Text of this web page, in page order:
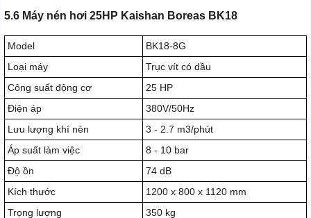
5.6 Máy nén hơi 25HP Kaishan Boreas BK18
Model
BK18-8G
Loại máy
Trục vít có dầu
Công suất động cơ
25 HP
Điện áp
380V/50Hz
Lưu lượng khí nén
3 - 2.7 m3/phút
Áp suất làm việc
8 - 10 bar
Độ ồn
74 dB
Kích thước
1200 x 800 x 1120 mm
Trọng lượng
350 kg